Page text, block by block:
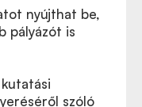
nyújthat be,
pályázót is
szóló